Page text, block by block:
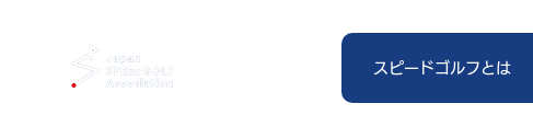
スピードゴルフとは